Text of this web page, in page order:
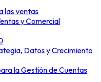
las ventas
y Comercial
Datos y Crecimiento
la Gestión de Cuentas